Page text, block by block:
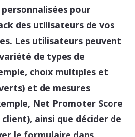
pour
des utilisateurs de vos
Les utilisateurs peuvent
de types de
choix multiples et
et de mesures
Net Promoter Score
ainsi que décider de
le formulaire dans